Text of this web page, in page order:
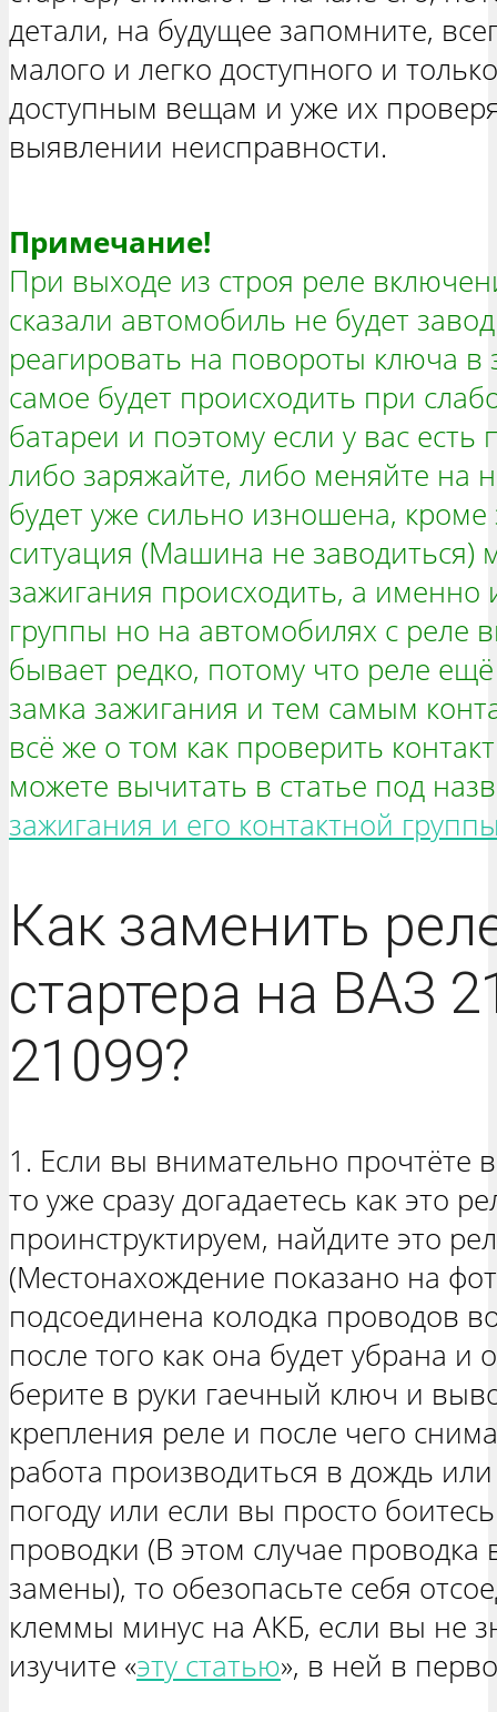
детали, на будущее запомните,
малого и легко доступного и
доступным вещам и уже их
выявлении неисправности.
Примечание!
При выходе из строя реле
сказали автомобиль не будет
реагировать на повороты ключа в
самое будет происходить при
батареи и поэтому если у вас есть
либо заряжайте, либо меняйте на
будет уже сильно изношена, кроме
ситуация (Машина не заводиться)
зажигания происходить, а именно
группы но на автомобилях с реле
бывает редко, потому что реле
замка зажигания и тем самым
всё же о том как проверить
можете вычитать в статье под
зажигания и его контактной
Как заменить
стартера на ВАЗ
21099?
1. Если вы внимательно прочтёте
то уже сразу догадаетесь как это
проинструктируем, найдите это
(Местонахождение показано на
подсоединена колодка проводов
после того как она будет убрана и
берите в руки гаечный ключ и
крепления реле и после чего
работа производиться в дождь
погоду или если вы просто
проводки (В этом случае проводка
замены), то обезопасьте себя
клеммы минус на АКБ, если вы не
изучите «эту статью», в ней в